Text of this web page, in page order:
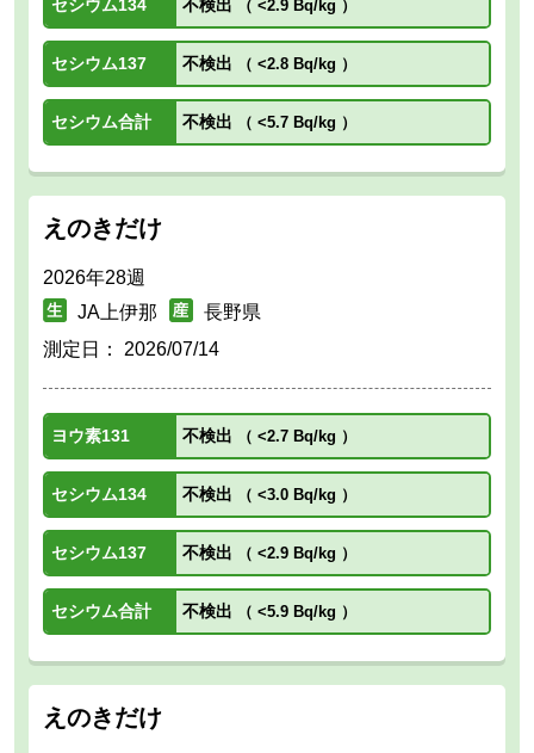
セシウム134 不検出 （ <2.9 Bq/kg ）
セシウム137 不検出 （ <2.8 Bq/kg ）
セシウム合計 不検出 （ <5.7 Bq/kg ）
えのきだけ
2026年28週
JA上伊那
長野県
測定日： 2026/07/14
ヨウ素131 不検出 （ <2.7 Bq/kg ）
セシウム134 不検出 （ <3.0 Bq/kg ）
セシウム137 不検出 （ <2.9 Bq/kg ）
セシウム合計 不検出 （ <5.9 Bq/kg ）
えのきだけ